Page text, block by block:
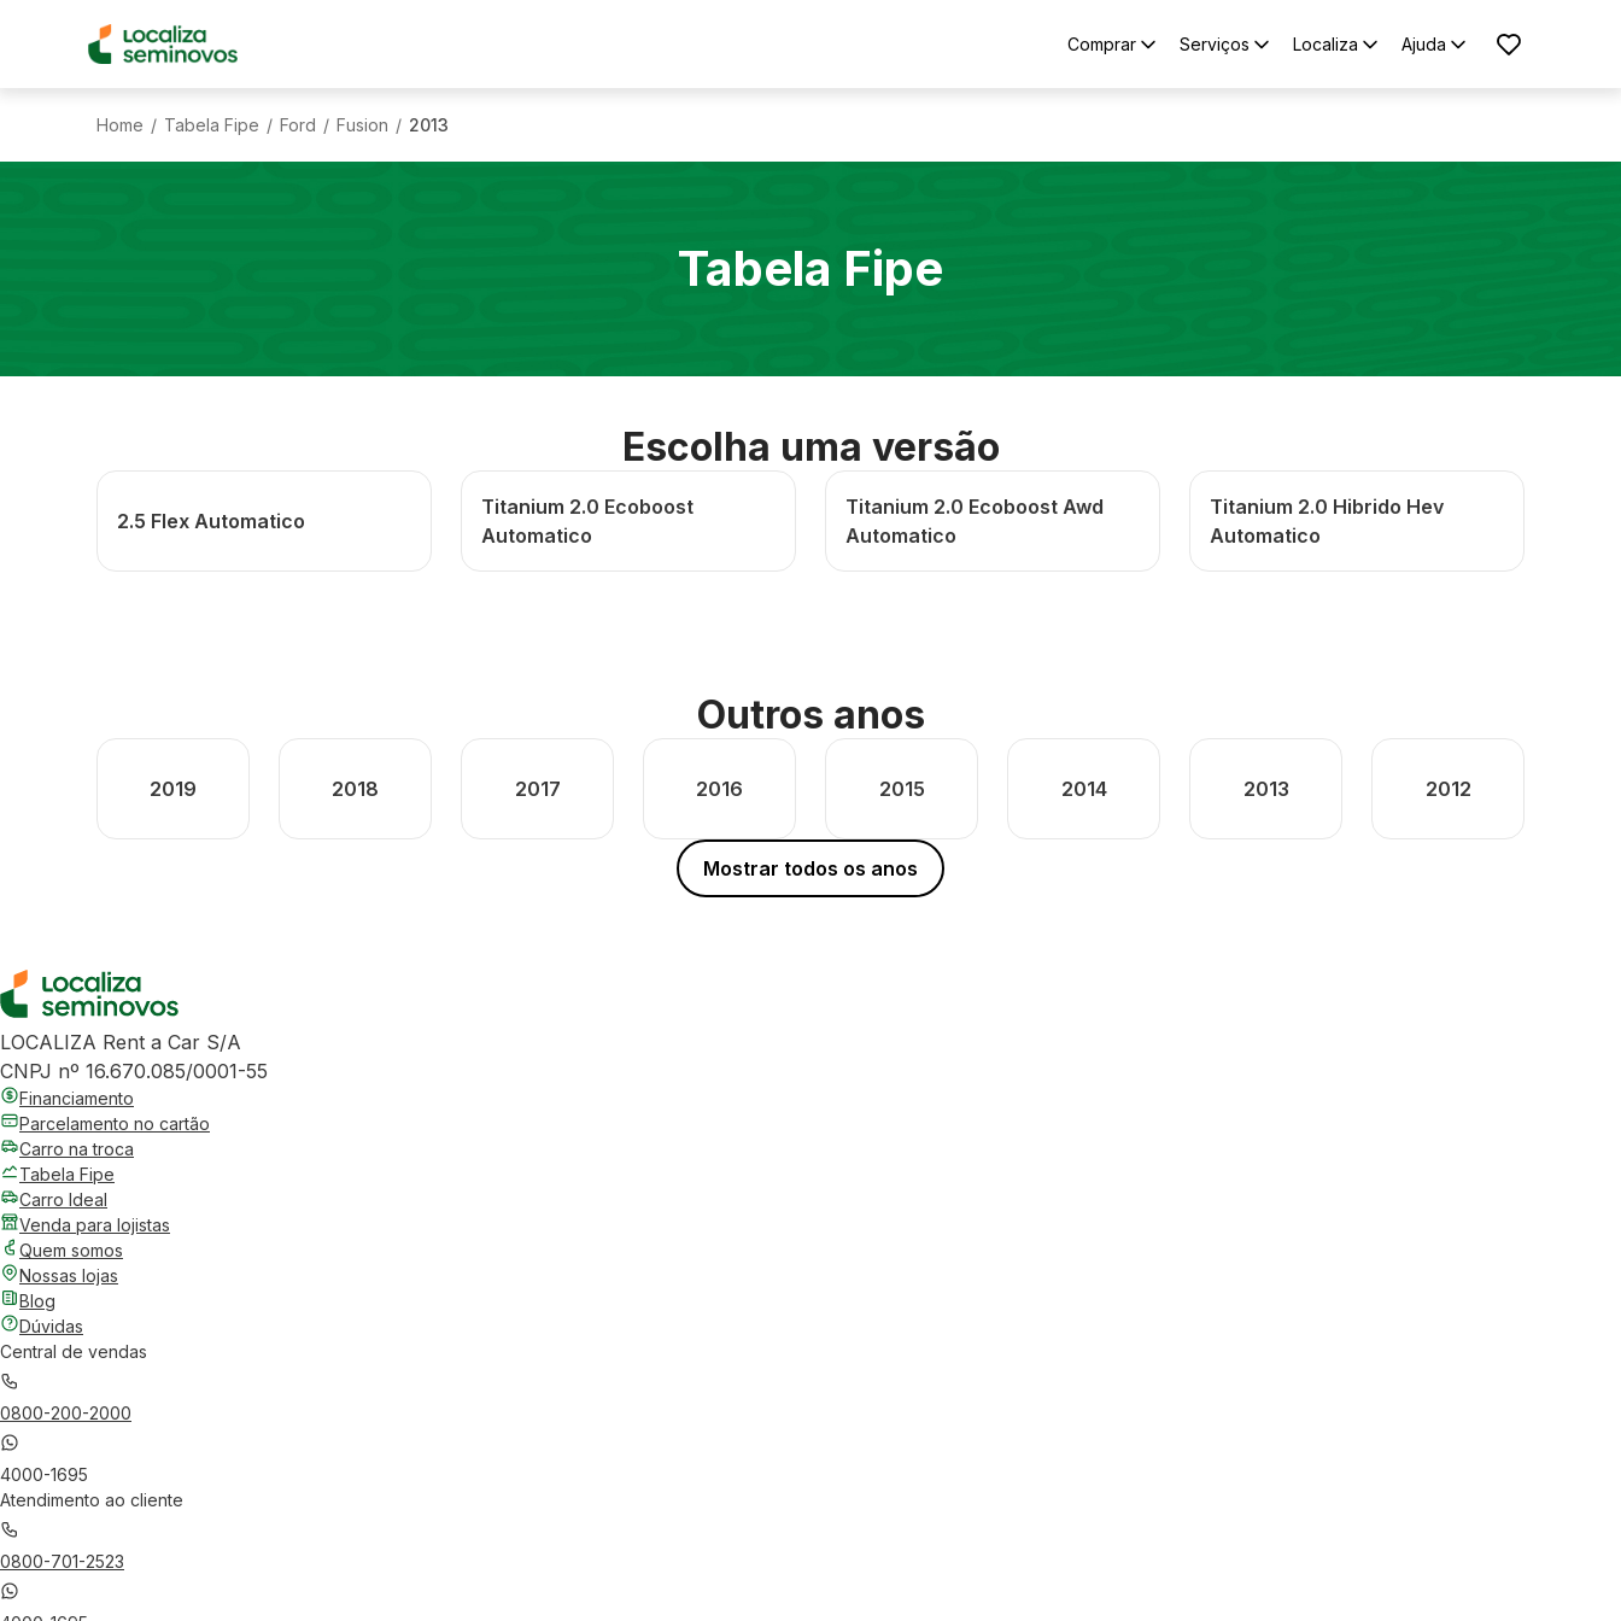
Comprar Serviços Localiza Ajuda
Home / Tabela Fipe / Ford / Fusion / 2013
Tabela Fipe
Escolha uma versão
2.5 Flex Automatico
Titanium 2.0 Ecoboost
Automatico
Titanium 2.0 Ecoboost Awd
Automatico
Titanium 2.0 Hibrido Hev
Automatico
Outros anos
2019 2018 2017 2016 2015 2014 2013 2012
Mostrar todos os anos
LOCALIZA Rent a Car S/A
CNPJ nº 16.670.085/0001-55
Financiamento
Parcelamento no cartão
Carro na troca
Tabela Fipe
Carro Ideal
Venda para lojistas
Quem somos
Nossas lojas
Blog
Dúvidas
Central de vendas
0800-200-2000
4000-1695
Atendimento ao cliente
0800-701-2523